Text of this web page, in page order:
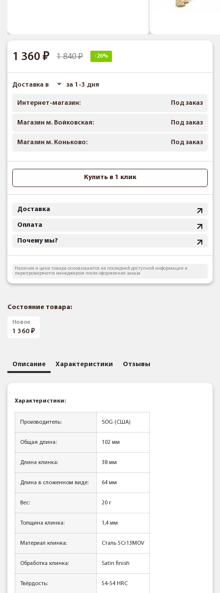
1 360 1 840 -26%
Доставка в за 1-3 дня
Интернет-магазин: Под заказ
Магазин м. Войковская: Под заказ
Магазин м. Коньково: Под заказ
Купить в 1 клик
Доставка
Оплата
Почему мы?
Наличие и цена товара основываются на последней доступной информации и
перепроверяются менеджером после оформления заказа
Состояние товара:
Новое
1 360
Описание Характеристики Отзывы
Характеристики:
Производитель: SOG (США)
Общая длина: 102 мм
Длина клинка: 38 мм
Длина в сложенном виде: 64 мм
Вес: 20 г
Толщина клинка: 1,4 мм
Материал клинка: Сталь 5Cr13MOV
Обработка клинка: Satin finish
Твёрдость: 54-54 HRC